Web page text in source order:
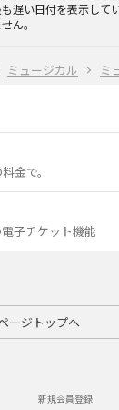
ミュージカル ミ
遅い日付を表示して
ん。
金で。
子チケット機能
ージトップへ
新規会員登録